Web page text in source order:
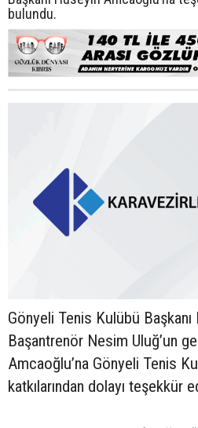
bulundu.
Gönyeli Tenis Kulübü
Başantrenör Nesim Uluğ’un
Amcaoğlu’na Gönyeli Tenis
katkılarından dolayı teşekkür